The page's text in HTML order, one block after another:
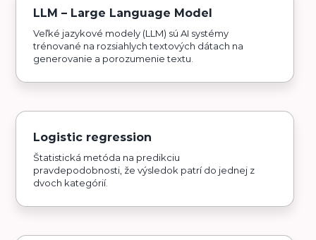
LLM – Large Language Model
Veľké jazykové modely (LLM) sú AI systémy
trénované na rozsiahlych textových dátach na
generovanie a porozumenie textu.
Logistic regression
Štatistická metóda na predikciu
pravdepodobnosti, že výsledok patrí do jednej z
dvoch kategórií.